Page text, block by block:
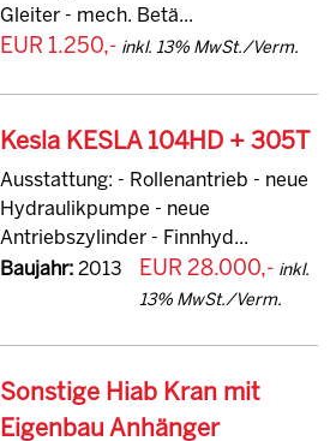
Gleiter - mech. Betä...
EUR 1.250,- inkl. 13% MwSt./Verm.
Kesla KESLA 104HD + 305T
Ausstattung: - Rollenantrieb - neue
Hydraulikpumpe - neue
Antriebszylinder - Finnhyd...
Baujahr:2013 EUR 28.000,- inkl.
13% MwSt./Verm.
Sonstige Hiab Kran mit
Eigenbau Anhänger